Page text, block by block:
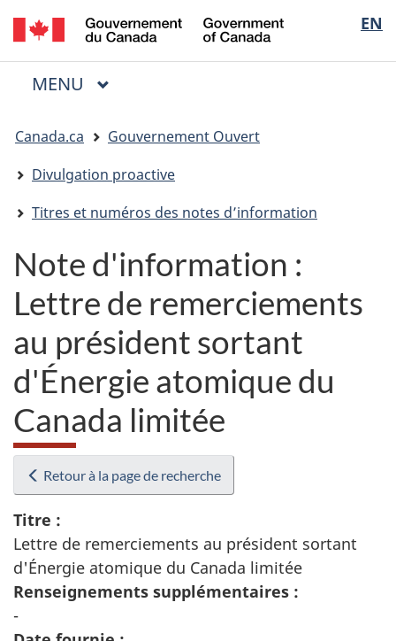
Passer
au
contenu
Passer
à
« Au
Passer
à
la
EN
of
Menu
MENU PRINCIPAL
êtes
ici
Canada.ca
Gouvernement Ouvert
Divulgation proactive
Titres et numéros des notes d’information
Note d'information :
Lettre de remerciements
au président sortant
d'Énergie atomique du
Canada limitée
Retour à la page de recherche
Titre :
Lettre de remerciements au président sortant
d'Énergie atomique du Canada limitée
Renseignements supplémentaires :
-